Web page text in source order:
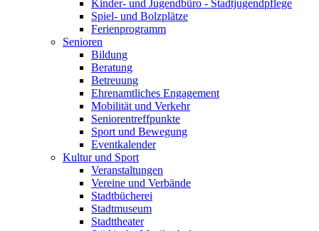
Kinder- und Jugendbüro - Stadtjugendpflege
Spiel- und Bolzplätze
Ferienprogramm
Senioren
Bildung
Beratung
Betreuung
Ehrenamtliches Engagement
Mobilität und Verkehr
Seniorentreffpunkte
Sport und Bewegung
Eventkalender
Kultur und Sport
Veranstaltungen
Vereine und Verbände
Stadtbücherei
Stadtmuseum
Stadttheater